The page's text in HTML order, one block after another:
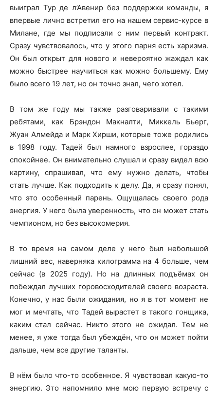
выиграл Тур де л’Авенир без поддержки команды, я
впервые лично встретил его на нашем сервис-курсе в
Милане, где мы подписали с ним первый контракт.
Сразу чувствовалось, что у этого парня есть харизма.
Он был открыт для нового и невероятно жаждал как
можно быстрее научиться как можно большему. Ему
было всего 19 лет, но он точно знал, чего хотел.
В том же году мы также разговаривали с такими
ребятами, как Брэндон Макналти, Миккель Бьерг,
Жуан Алмейда и Марк Хирши, которые тоже родились
в 1998 году. Тадей был намного взрослее, гораздо
спокойнее. Он внимательно слушал и сразу видел всю
картину, спрашивал, что ему нужно делать, чтобы
стать лучше. Как подходить к делу. Да, я сразу понял,
что это особенный парень. Ощущалась своего рода
энергия. У него была уверенность, что он может стать
чемпионом, но без высокомерия.
В то время на самом деле у него был небольшой
лишний вес, наверняка килограмма на 4 больше, чем
сейчас (в 2025 году). Но на длинных подъёмах он
побеждал лучших горовосходителей своего возраста.
Конечно, у нас были ожидания, но я в тот момент не
мог и мечтать, что Тадей вырастет в такого гонщика,
каким стал сейчас. Никто этого не ожидал. Тем не
менее, я уже тогда был убеждён, что он может пойти
дальше, чем все другие таланты.
В нём было что-то особенное. Я чувствовал какую-то
энергию. Это напомнило мне мою первую встречу с